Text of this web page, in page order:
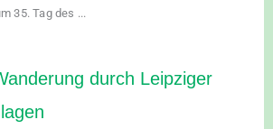
35. Tag des ...
durch Leipziger